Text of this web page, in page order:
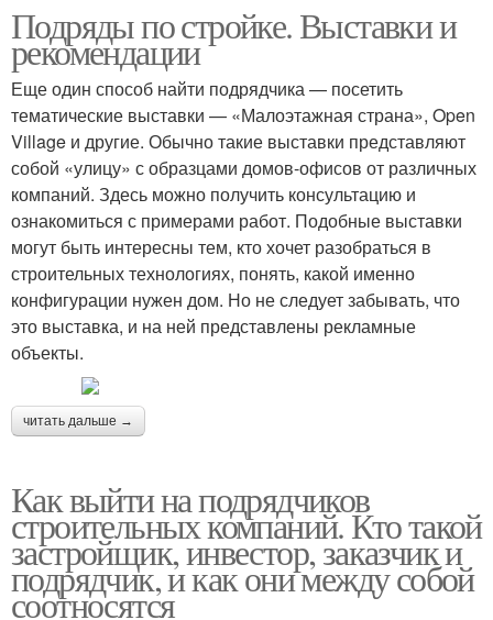
Подряды по стройке. Выставки и
рекомендации
Еще один способ найти подрядчика — посетить
тематические выставки — «Малоэтажная страна», Open
Village и другие. Обычно такие выставки представляют
собой «улицу» с образцами домов-офисов от различных
компаний. Здесь можно получить консультацию и
ознакомиться с примерами работ. Подобные выставки
могут быть интересны тем, кто хочет разобраться в
строительных технологиях, понять, какой именно
конфигурации нужен дом. Но не следует забывать, что
это выставка, и на ней представлены рекламные
объекты.
читать дальше →
Как выйти на подрядчиков
строительных компаний. Кто такой
застройщик, инвестор, заказчик и
подрядчик, и как они между собой
соотносятся